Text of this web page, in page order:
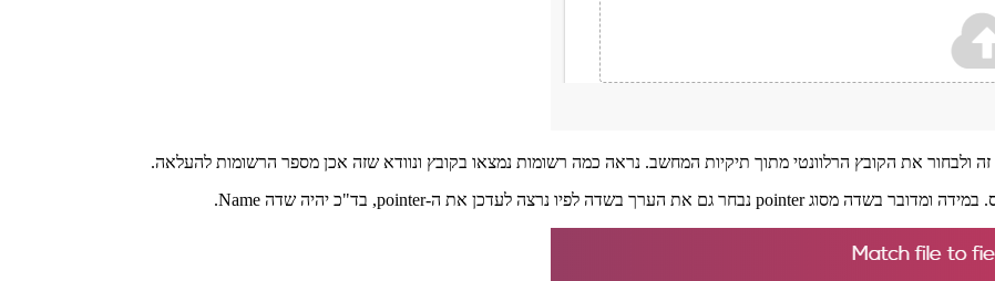
ולבחור את הקובץ הרלוונטי מתוך תיקיות המחשב. נראה כמה רשומות נמצאו בקובץ ונוודא שזה אכן מספר הרשומות להעלאה.